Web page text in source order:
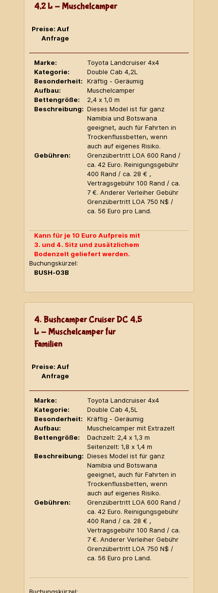
4,2 L - Muschelcamper
Preise: Auf
Anfrage
Marke:
Toyota Landcruiser 4x4
Kategorie:
Double Cab 4,2L
Besonderheit:
Kräftig - Geräumig
Aufbau:
Muschelcamper
Bettengröße:
2,4 x 1,0 m
Beschreibung: Dieses Model ist für ganz
Namibia und Botswana
geeignet, auch für Fahrten in
Trockenflussbetten, wenn
auch auf eigenes Risiko.
Gebühren:
Grenzübertritt LOA 600 Rand /
ca. 42 Euro. Reinigungsgebühr
400 Rand / ca. 28 € ,
Vertragsgebühr 100 Rand / ca.
7 €. Anderer Verleiher Gebühr
Grenzübertritt LOA 750 N$ /
ca. 56 Euro pro Land.
Kann für je 10 Euro Aufpreis mit
3. und 4. Sitz und zusätzlichem
Bodenzelt geliefert werden.
Buchungskürzel:
BUSH-03B
4. Bushcamper Cruiser DC 4,5
L - Muschelcamper für
Familien
Preise: Auf
Anfrage
Marke:
Toyota Landcruiser 4x4
Kategorie:
Double Cab 4,5L
Besonderheit:
Kräftig - Geräumig
Aufbau:
Muschelcamper mit Extrazelt
Bettengröße:
Dachzelt: 2,4 x 1,3 m
Seitenzelt: 1,8 x 1,4 m
Beschreibung: Dieses Model ist für ganz
Namibia und Botswana
geeignet, auch für Fahrten in
Trockenflussbetten, wenn
auch auf eigenes Risiko.
Gebühren:
Grenzübertritt LOA 600 Rand /
ca. 42 Euro. Reinigungsgebühr
400 Rand / ca. 28 € ,
Vertragsgebühr 100 Rand / ca.
7 €. Anderer Verleiher Gebühr
Grenzübertritt LOA 750 N$ /
ca. 56 Euro pro Land.